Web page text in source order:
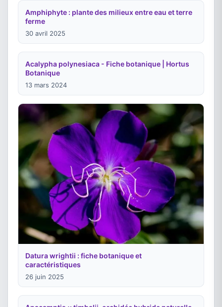
Amphiphyte : plante des milieux entre eau et terre
ferme
30 avril 2025
Acalypha polynesiaca - Fiche botanique | Hortus
Botanique
13 mars 2024
Datura wrightii : fiche botanique et
caractéristiques
26 juin 2025